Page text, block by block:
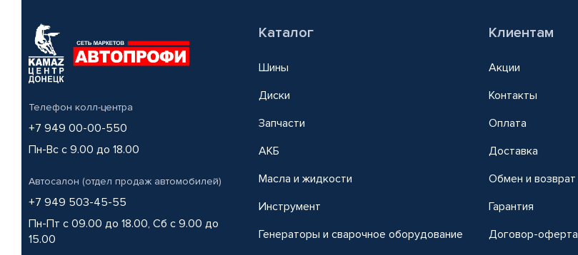
Телефон колл-центра
+7 949 00-00-550
Пн-Вс с 9.00 до 18.00
Автосалон (отдел продаж автомобилей)
+7 949 503-45-55
Пн-Пт с 09.00 до 18.00, Сб с 9.00 до
15.00
Каталог
Шины
Диски
Запчасти
АКБ
Масла и жидкости
Инструмент
Генераторы и сварочное оборудование
Клиентам
Акции
Контакты
Оплата
Доставка
Обмен и возврат
Гарантия
Договор-оферта